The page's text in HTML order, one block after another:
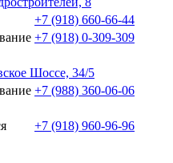
+7 (918) 660-66-44
+7 (918) 0-309-309
Шоссе, 34/5
+7 (988) 360-06-06
+7 (918) 960-96-96